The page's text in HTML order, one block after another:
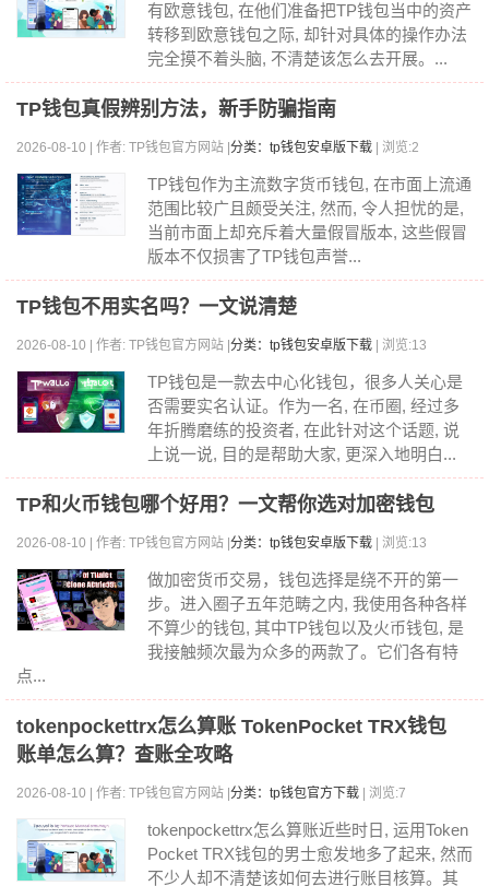
有欧意钱包, 在他们准备把TP钱包当中的资产
转移到欧意钱包之际, 却针对具体的操作办法
完全摸不着头脑, 不清楚该怎么去开展。...
TP钱包真假辨别方法，新手防骗指南
2026-08-10 | 作者: TP钱包官方网站 | 分类：tp钱包安卓版下载 | 浏览:2
TP钱包作为主流数字货币钱包, 在市面上流通
范围比较广且颇受关注, 然而, 令人担忧的是,
当前市面上却充斥着大量假冒版本, 这些假冒
版本不仅损害了TP钱包声誉...
TP钱包不用实名吗？一文说清楚
2026-08-10 | 作者: TP钱包官方网站 | 分类：tp钱包安卓版下载 | 浏览:13
TP钱包是一款去中心化钱包，很多人关心是
否需要实名认证。作为一名, 在币圈, 经过多
年折腾磨练的投资者, 在此针对这个话题, 说
上说一说, 目的是帮助大家, 更深入地明白...
TP和火币钱包哪个好用？一文帮你选对加密钱包
2026-08-10 | 作者: TP钱包官方网站 | 分类：tp钱包安卓版下载 | 浏览:13
做加密货币交易，钱包选择是绕不开的第一
步。进入圈子五年范畴之内, 我使用各种各样
不算少的钱包, 其中TP钱包以及火币钱包, 是
我接触频次最为众多的两款了。它们各有特
点...
tokenpockettrx怎么算账 TokenPocket TRX钱包
账单怎么算？查账全攻略
2026-08-10 | 作者: TP钱包官方网站 | 分类：tp钱包官方下载 | 浏览:7
tokenpockettrx怎么算账近些时日, 运用Token
Pocket TRX钱包的男士愈发地多了起来, 然而
不少人却不清楚该如何去进行账目核算。其